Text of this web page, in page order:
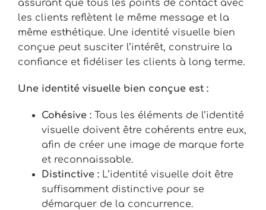
assurant que tous les points de contact avec
les clients reflètent le même message et la
même esthétique. Une identité visuelle bien
conçue peut susciter l’intérêt, construire la
confiance et fidéliser les clients à long terme.
Une identité visuelle bien conçue est :
Cohésive :Tous les éléments de l’identité
visuelle doivent être cohérents entre eux,
afin de créer une image de marque forte
et reconnaissable.
Distinctive :L’identité visuelle doit être
suffisamment distinctive pour se
démarquer de la concurrence.